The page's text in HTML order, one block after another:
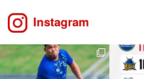
Instagram